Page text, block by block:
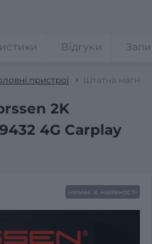
пристрої Штатна
2K
4G Carplay
Відгуки
немає в наявності